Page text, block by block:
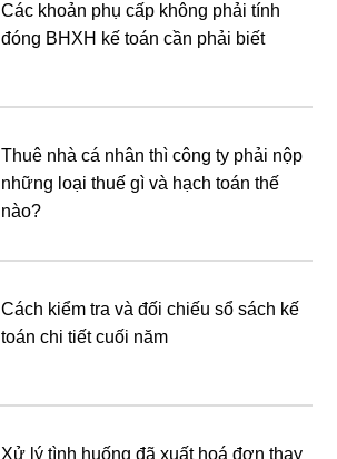
Các khoản phụ cấp không phải tính
đóng BHXH kế toán cần phải biết
Thuê nhà cá nhân thì công ty phải nộp
những loại thuế gì và hạch toán thế
nào?
Cách kiểm tra và đối chiếu sổ sách kế
toán chi tiết cuối năm
Xử lý tình huống đã xuất hoá đơn thay